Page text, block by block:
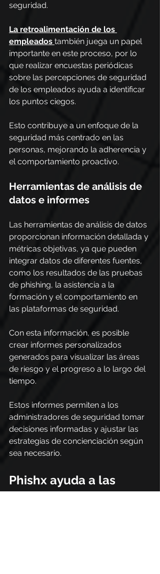
seguridad.
La retroalimentación de los
empleados también juega un papel
importante en este proceso, por lo
que realizar encuestas periódicas
sobre las percepciones de seguridad
de los empleados ayuda a identificar
los puntos ciegos.
Esto contribuye a un enfoque de la
seguridad más centrado en las
personas, mejorando la adherencia y
el comportamiento proactivo.
Herramientas de análisis de
datos e informes
Las herramientas de análisis de datos
proporcionan información detallada y
métricas objetivas, ya que pueden
integrar datos de diferentes fuentes,
como los resultados de las pruebas
de phishing, la asistencia a la
formación y el comportamiento en
las plataformas de seguridad.
Con esta información, es posible
crear informes personalizados
generados para visualizar las áreas
de riesgo y el progreso a lo largo del
tiempo.
Estos informes permiten a los
administradores de seguridad tomar
decisiones informadas y ajustar las
estrategias de concienciación según
sea necesario.
Phishx ayuda a las